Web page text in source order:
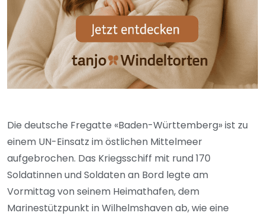
Die deutsche Fregatte «Baden-Württemberg» ist zu
einem UN-Einsatz im östlichen Mittelmeer
aufgebrochen. Das Kriegsschiff mit rund 170
Soldatinnen und Soldaten an Bord legte am
Vormittag von seinem Heimathafen, dem
Marinestützpunkt in Wilhelmshaven ab, wie eine